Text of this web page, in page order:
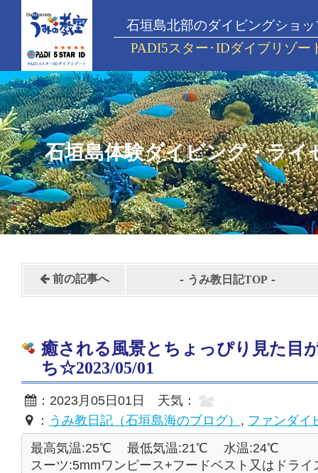
石垣島北部のダイビングショッ
PADI5スター･IDダイブリゾー
石垣島体験ダイビング・ライ
前の記事へ - うみ教日記TOP -
癒される風景とちょっぴり見た目
ち☆2023/05/01
：2023月05日01日 天気：
： うみ教日記（石垣島海のブログ） , ファンダイ
最高気温:25℃
最低気温:21℃
水温:24℃
スーツ:5mmワンピース+フードベスト又はドライ